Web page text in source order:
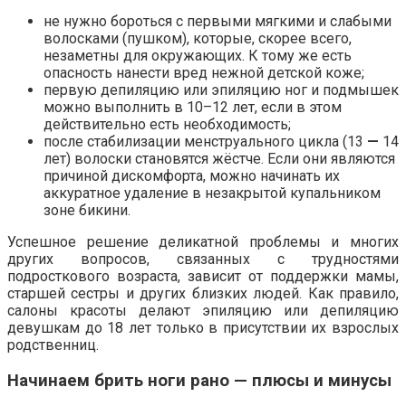
не нужно бороться с первыми мягкими и слабыми
волосками (пушком), которые, скорее всего,
незаметны для окружающих. К тому же есть
опасность нанести вред нежной детской коже;
первую депиляцию или эпиляцию ног и подмышек
можно выполнить в 10–12 лет, если в этом
действительно есть необходимость;
после стабилизации менструального цикла (13 — 14
лет) волоски становятся жёстче. Если они являются
причиной дискомфорта, можно начинать их
аккуратное удаление в незакрытой купальником
зоне бикини.
Успешное решение деликатной проблемы и многих
других вопросов, связанных с трудностями
подросткового возраста, зависит от поддержки мамы,
старшей сестры и других близких людей. Как правило,
салоны красоты делают эпиляцию или депиляцию
девушкам до 18 лет только в присутствии их взрослых
родственниц.
Начинаем брить ноги рано — плюсы и минусы